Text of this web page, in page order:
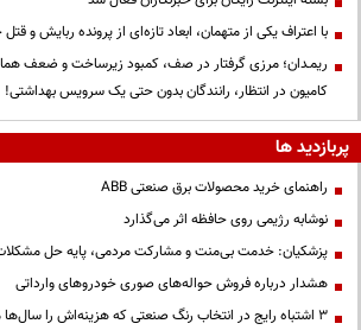
با اعتراف یکی از متهمان، ابعاد تازه‌ای از پرونده ربایش و
کامیون در انتظار، رانندگان بدون حتی یک سرویس بهداشتی!
پربازدید ها
راهنمای خرید محصولات برق صنعتی ABB
نوشابه رژیمی روی حافظه اثر می‌گذارد
پزشکیان: خدمت بی‌منت و مشارکت مردمی، پایه حل
هشدار درباره فروش حواله‌های صوری خودروهای وارداتی
3 اشتباه رایج در انتخاب رنگ صنعتی که هزینه‌اش را سال‌ها می‌پردازید...